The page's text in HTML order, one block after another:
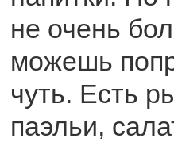
не очень
можешь
чуть. Есть
паэльи,